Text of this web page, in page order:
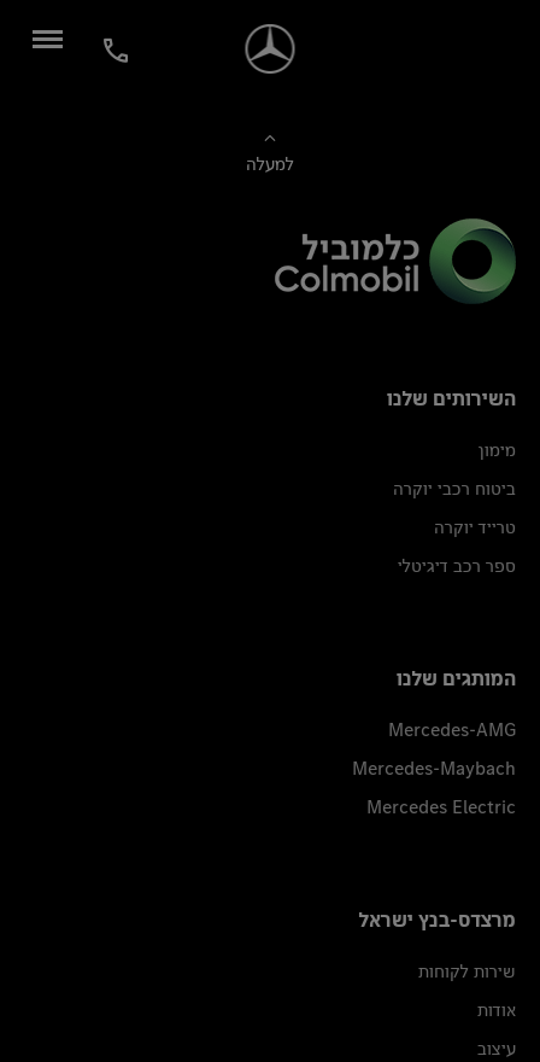
למעלה
השירותים שלנו
מימון
ביטוח רכבי יוקרה
טרייד יוקרה
ספר רכב דיגיטלי
המותגים שלנו
Mercedes-AMG
Mercedes-Maybach
Mercedes Electric
מרצדס-בנץ ישראל
שירות לקוחות
אודות
עיצוב